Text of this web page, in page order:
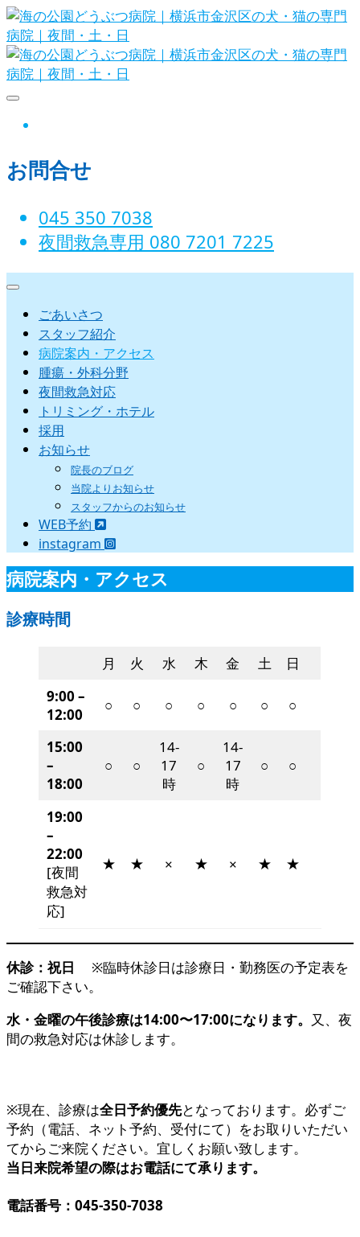
Skip
to
content
日
お問合せ
045 350 7038‬
夜間救急専用 080 7201 7225‬
ごあいさつ
スタッフ紹介
病院案内・アクセス
腫瘍・外科分野
夜間救急対応
トリミング・ホテル
採用
お知らせ
院長のブログ
当院よりお知らせ
スタッフからのお知らせ
WEB予約
instagram
病院案内・アクセス
診療時間
月 火 水 木 金 土
日
9:00 –
12:00
○ ○ ○ ○ ○ ○ ○
15:00
–
18:00
○ ○
14-
17
時
○
14-
17
時
○ ○
19:00
–
22:00
[夜間
救急対
応]
★ ★ × ★ × ★ ★
休診：祝日 ※臨時休診日は診療日・勤務医の予定表を
ご確認下さい。
水・金曜の午後診療は14:00〜17:00になります。 又、夜
間の救急対応は休診します。
※現在、診療は全日予約優先となっております。必ずご
予約（電話、ネット予約、受付にて）をお取りいただい
てからご来院ください。宜しくお願い致します。
当日来院希望の際はお電話にて承ります。
電話番号：045-350-7038